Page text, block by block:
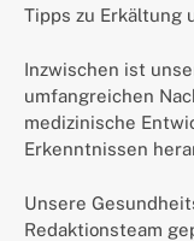
Tipps zu Erkältung
Inzwischen ist
umfangreichen
medizinische
Erkenntnissen
Unsere
Redaktionsteam